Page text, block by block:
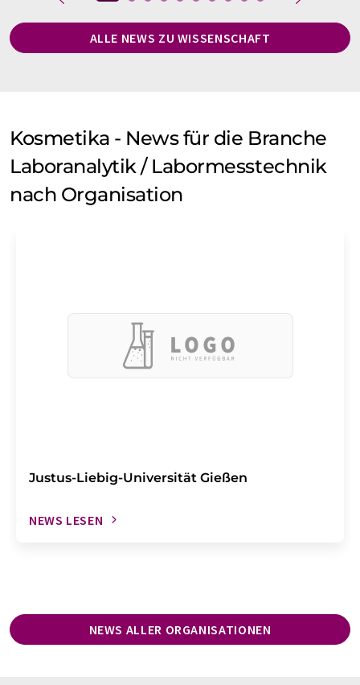
ALLE NEWS ZU WISSENSCHAFT
Kosmetika - News für die Branche
Laboranalytik / Labormesstechnik
nach Organisation
Justus-Liebig-Universität Gießen
NEWS LESEN
NEWS ALLER ORGANISATIONEN